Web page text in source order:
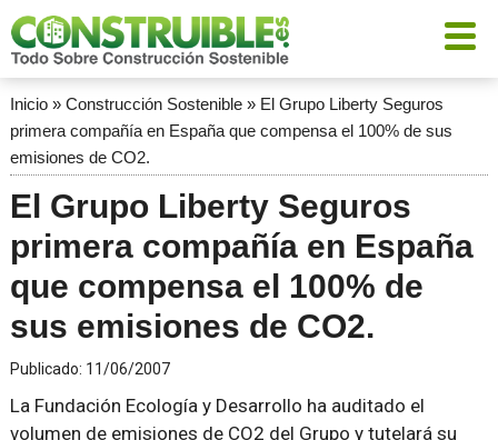
Inicio» Construcción Sostenible» El Grupo Liberty Seguros
primera compañía en España que compensa el 100% de sus
emisiones de CO2.
El Grupo Liberty Seguros
primera compañía en España
que compensa el 100% de
sus emisiones de CO2.
Publicado: 11/06/2007
La Fundación Ecología y Desarrollo ha auditado el
volumen de emisiones de CO2 del Grupo y tutelará su